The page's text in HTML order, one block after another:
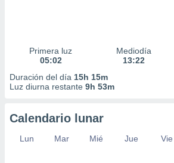
Primera luz
05:02
Mediodía
13:22
Duración del día 15h 15m
Luz diurna restante 9h 53m
Calendario lunar
Lun Mar Mié Jue Vie